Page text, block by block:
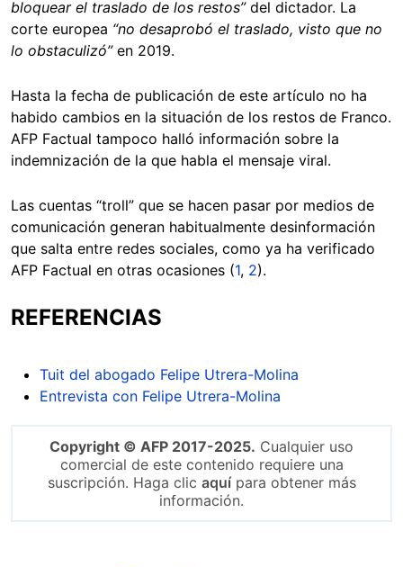
bloquear el traslado de los restos”del dictador. La
corte europea “no desaprobó el traslado, visto que no
lo obstaculizó”en 2019.
Hasta la fecha de publicación de este artículo no ha
habido cambios en la situación de los restos de Franco.
AFP Factual tampoco halló información sobre la
indemnización de la que habla el mensaje viral.
Las cuentas “troll” que se hacen pasar por medios de
comunicación generan habitualmente desinformación
que salta entre redes sociales, como ya ha verificado
AFP Factual en otras ocasiones (1, 2).
REFERENCIAS
Tuit del abogado Felipe Utrera-Molina
Entrevista con Felipe Utrera-Molina
Copyright © AFP 2017-2025. Cualquier uso
comercial de este contenido requiere una
suscripción. Haga clic aquípara obtener más
información.